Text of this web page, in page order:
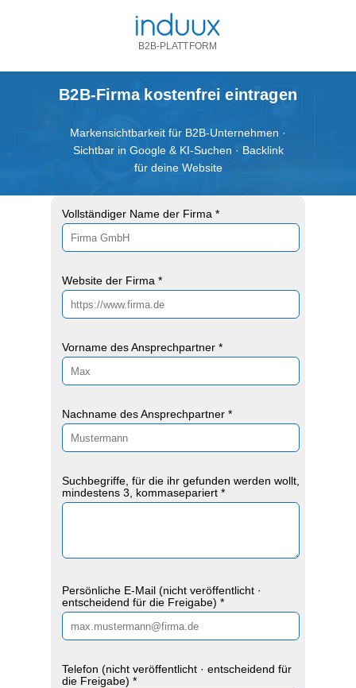
B2B-Firma kostenfrei eintragen
B2B-PLATTFORM
Vollständiger Name der Firma *
Website der Firma *
Vorname des Ansprechpartner *
Nachname des Ansprechpartner *
Suchbegriffe, für die ihr gefunden werden wollt,
mindestens 3, kommasepariert *
Persönliche E-Mail (nicht veröffentlicht ·
entscheidend für die Freigabe) *
Telefon (nicht veröffentlicht · entscheidend für
die Freigabe) *
Markensichtbarkeit für B2B-Unternehmen ·
Sichtbar in Google & KI-Suchen · Backlink
für deine Website